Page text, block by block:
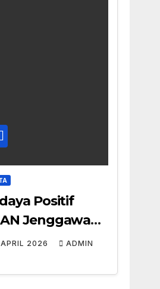
Positif
Jenggawah:
Nyata Karakter
2026 ADMIN